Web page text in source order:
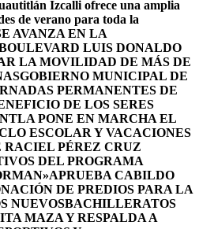
Izcalli ofrece una amplia
de verano para toda la
AVANZA EN LA
LUIS DONALDO
LA MOVILIDAD DE MÁS DE
GOBIERNO MUNICIPAL DE
PERMANENTES DE
DE LOS SERES
PONE EN MARCHA EL
ESCOLAR Y VACACIONES
RACIEL PÉREZ CRUZ
DEL PROGRAMA
APRUEBA CABILDO
DE PREDIOS PARA LA
NUEVOSBACHILLERATOS
MAZA Y RESPALDA A